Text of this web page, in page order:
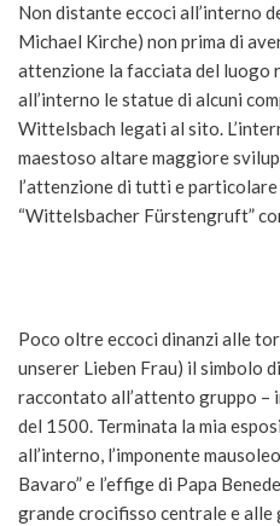
Non distante eccoci all’interno
Michael Kirche) non prima di
attenzione la facciata del luogo
all’interno le statue di alcuni
Wittelsbach legati al sito.
maestoso altare maggiore
l’attenzione di tutti e
“Wittelsbacher Fürstengruft”
Poco oltre eccoci dinanzi alle
unserer Lieben Frau) il simbolo
raccontato all’attento gruppo –
del 1500. Terminata la mia
all’interno, l’imponente
Bavaro” e l’effige di Papa
grande crocifisso centrale e